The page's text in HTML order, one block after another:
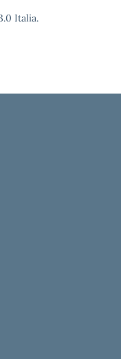
Italia.